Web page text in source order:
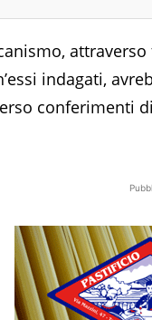
attraverso
indagati,
conferimenti